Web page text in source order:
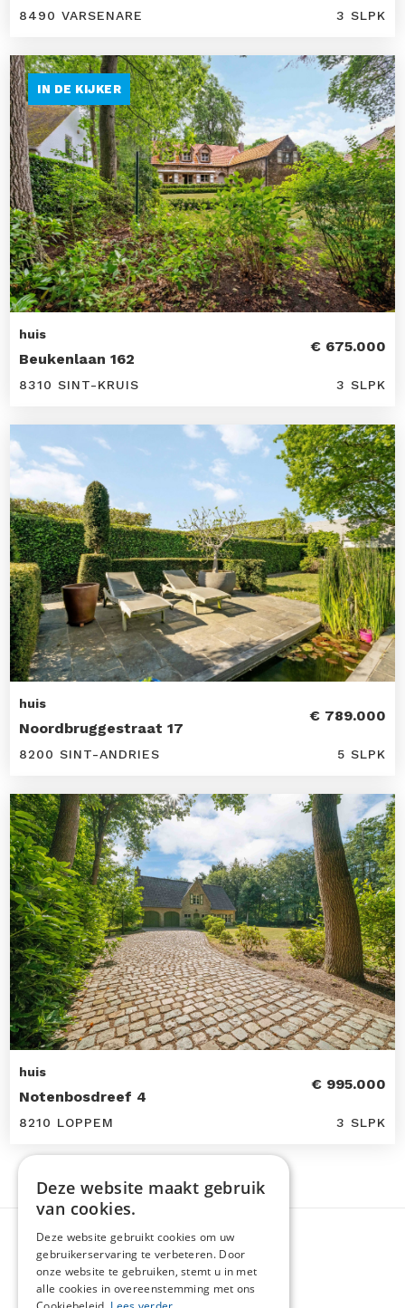
8490 VARSENARE 3 SLPK
IN DE KIJKER
huis
Beukenlaan 162
€ 675.000
8310 SINT-KRUIS 3 SLPK
huis
Noordbruggestraat 17
€ 789.000
8200 SINT-ANDRIES 5 SLPK
huis
Notenbosdreef 4
€ 995.000
8210 LOPPEM 3 SLPK
Deze website maakt gebruik
van cookies.
Deze website gebruikt cookies om uw
gebruikerservaring te verbeteren. Door
onze website te gebruiken, stemt u in met
alle cookies in overeenstemming met ons